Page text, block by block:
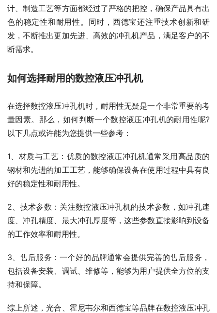
计、制造工艺等方面都经过了严格的把控，确保产品具有出
色的稳定性和耐用性。同时，西德宝还注重技术创新和研
发，不断推出更加先进、高效的冲孔机产品，满足客户的不
断需求。
如何选择耐用的数控液压冲孔机
在选择数控液压冲孔机时，耐用性无疑是一个非常重要的考
量因素。那么，如何判断一个数控液压冲孔机的耐用性呢?
以下几点或许能为您提供一些参考：
1、材质与工艺：优质的数控液压冲孔机通常采用高品质的
钢材和先进的加工工艺，能够确保设备在使用过程中具有良
好的稳定性和耐用性。
2、技术参数：关注数控液压冲孔机的技术参数，如冲孔速
度、冲孔精度、最大冲孔厚度等，这些参数直接影响到设备
的工作效率和耐用性。
3、售后服务：一个好的品牌通常会提供完善的售后服务，
包括设备安装、调试、维修等，能够为用户提供全方位的支
持和保障。
综上所述，光合、霍尼韦尔和西德宝等品牌在数控液压冲孔